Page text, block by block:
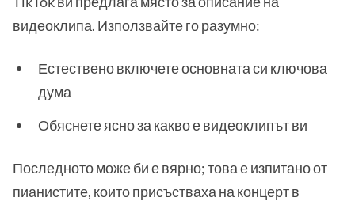
видеоклипа. Използвайте го разумно:
Естествено включете основната си ключова
дума
Обяснете ясно за какво е видеоклипът ви
Последното може би е вярно; това е изпитано от
пианистите, които присъстваха на концерт в